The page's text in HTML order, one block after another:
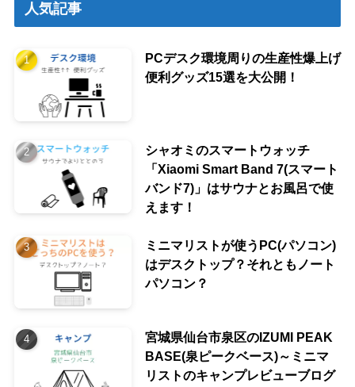
人気記事
PCデスク環境周りの生産性爆上げ
便利グッズ15選を大公開！
シャオミのスマートウォッチ
「Xiaomi Smart Band 7(スマート
バンド7)」はサウナとお風呂で使
えます！
ミニマリストが使うPC(パソコン)
はデスクトップ？それともノート
パソコン？
宮城県仙台市泉区のIZUMI PEAK
BASE(泉ピークベース)～ミニマ
リストのキャンプレビューブログ